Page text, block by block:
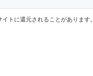
トに還元されることがあります。